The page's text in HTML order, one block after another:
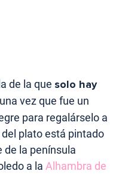
de la que solo hay
una vez que fue un
para regalárselo a
plato está pintado
la península
a la Alhambra de